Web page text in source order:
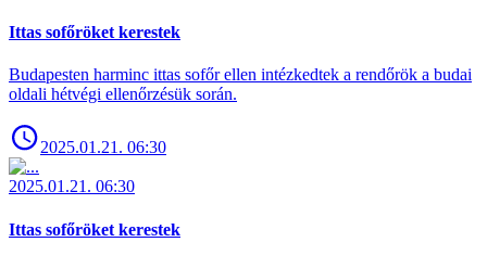
Ittas sofőröket kerestek
Budapesten harminc ittas sofőr ellen intézkedtek a rendőrök a budai
oldali hétvégi ellenőrzésük során.
2025.01.21. 06:30
2025.01.21. 06:30
Ittas sofőröket kerestek